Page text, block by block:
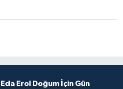
Eda Erol Doğum İçin Gün